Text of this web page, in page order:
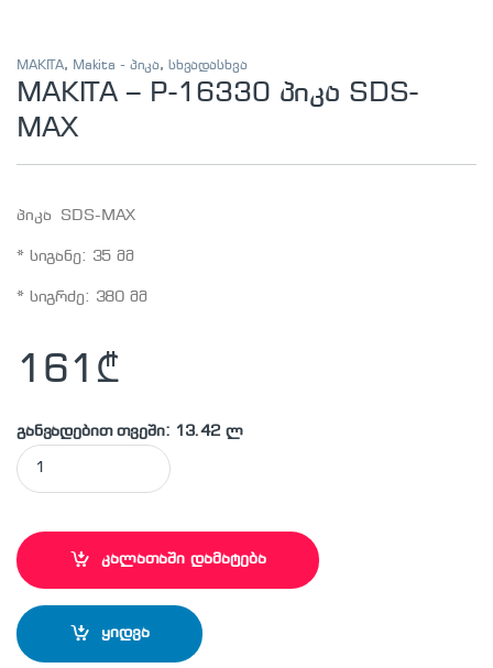
MAKITA, Makita - პიკა, სხვადასხვა
MAKITA – P-16330 პიკა SDS-
MAX
პიკა SDS-MAX
* სიგანე: 35 მმ
* სიგრძე: 380 მმ
161 ₾
განვადებით თვეში: 13.42 ლ
MAKITA - P-16330 პიკა SDS-MAX quantity
კალათაში დამატება
ყიდვა